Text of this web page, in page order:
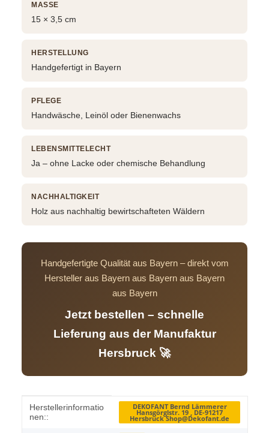
MASSE
15 × 3,5 cm
HERSTELLUNG
Handgefertigt in Bayern
PFLEGE
Handwäsche, Leinöl oder Bienenwachs
LEBENSMITTELECHT
Ja – ohne Lacke oder chemische Behandlung
NACHHALTIGKEIT
Holz aus nachhaltig bewirtschafteten Wäldern
Handgefertigte Qualität aus Bayern – direkt vom
Hersteller aus Bayern aus Bayern aus Bayern
aus Bayern
Jetzt bestellen – schnelle
Lieferung aus der Manufaktur
Hersbruck 🚀
Produkteigenschaft
Wert
Herstellerinformatio
nen::
DEKOFANT Bernd Lämmerer
Hansgörglstr. 19 , DE-91217
Hersbruck Shop@Dekofant.de